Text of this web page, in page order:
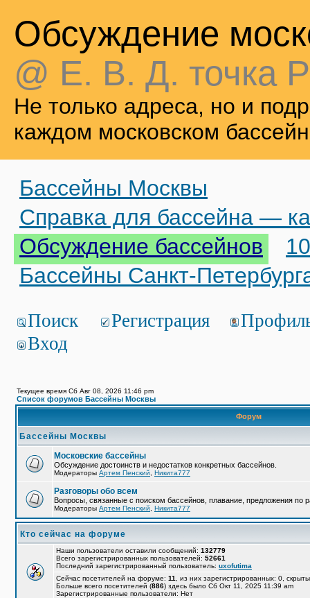
Обсуждение
@ Е. В. Д. точка
Не только адреса, но и
каждом московском
Бассейны Москвы
Справка для бассейна —
Обсуждение бассейнов
Бассейны Санкт-
Поиск Регистрация
Вход
Текущее время Сб Авг 08, 2026 11:46 pm
Список форумов Бассейны Москвы
Форум
Бассейны Москвы
Московские бассейны
Обсуждение достоинств и недостатков конкретных бассейнов.
Модераторы Артем Пенский Никита777
Разговоры обо всем
Вопросы, связанные с поиском бассейнов, плавание, предложения по
Модераторы Артем Пенский Никита777
Кто сейчас на форуме
Наши пользователи оставили сообщений: 132779
Всего зарегистрированных пользователей: 52661
Последний зарегистрированный пользователь: uxofutima
Сейчас посетителей на форуме: 11
, из них зарегистрированных: 0,
Больше всего посетителей (886) здесь было Сб Окт 11, 2025 11:39 am
Зарегистрированные пользователи: Нет